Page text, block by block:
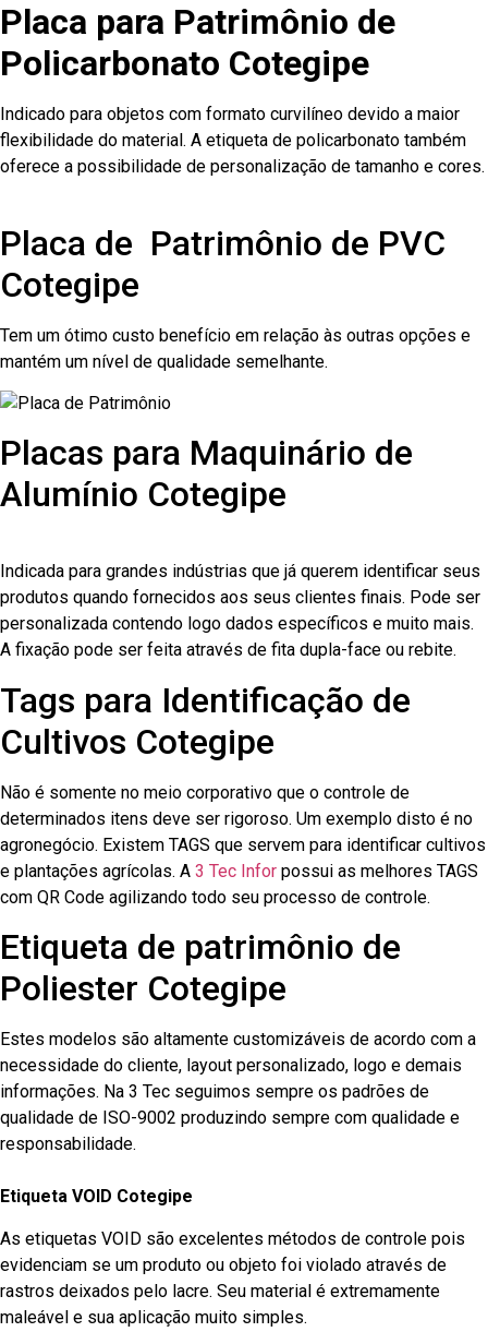
Placa para Patrimônio de
Policarbonato Cotegipe
Indicado para objetos com formato curvilíneo devido a maior
flexibilidade do material. A etiqueta de policarbonato também
oferece a possibilidade de personalização de tamanho e cores.
Placa de Patrimônio de PVC
Cotegipe
Tem um ótimo custo benefício em relação às outras opções e
mantém um nível de qualidade semelhante.
Placas para Maquinário de
Alumínio Cotegipe
Indicada para grandes indústrias que já querem identificar seus
produtos quando fornecidos aos seus clientes finais. Pode ser
personalizada contendo logo dados específicos e muito mais.
A fixação pode ser feita através de fita dupla-face ou rebite.
Tags para Identificação de
Cultivos Cotegipe
Não é somente no meio corporativo que o controle de
determinados itens deve ser rigoroso. Um exemplo disto é no
agronegócio. Existem TAGS que servem para identificar cultivos
e plantações agrícolas. A 3 Tec Infor possui as melhores TAGS
com QR Code agilizando todo seu processo de controle.
Etiqueta de patrimônio de
Poliester Cotegipe
Estes modelos são altamente customizáveis de acordo com a
necessidade do cliente, layout personalizado, logo e demais
informações. Na 3 Tec seguimos sempre os padrões de
qualidade de ISO-9002 produzindo sempre com qualidade e
responsabilidade.
Etiqueta VOID Cotegipe
As etiquetas VOID são excelentes métodos de controle pois
evidenciam se um produto ou objeto foi violado através de
rastros deixados pelo lacre. Seu material é extremamente
maleável e sua aplicação muito simples.